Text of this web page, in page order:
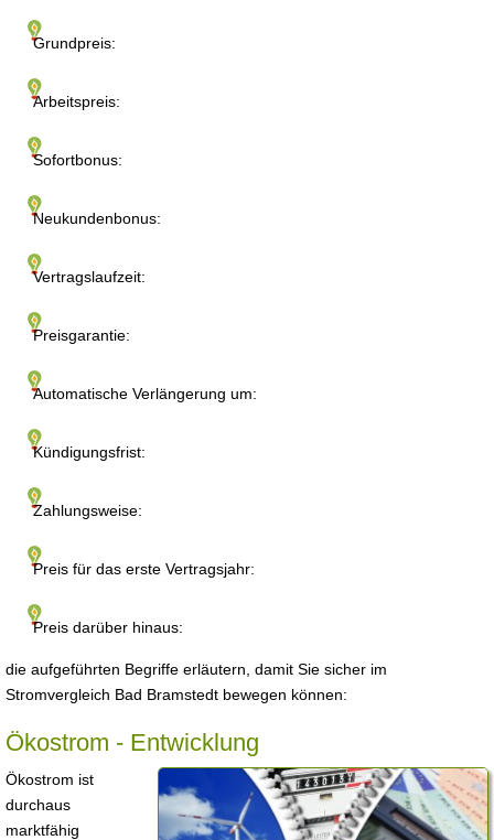
Grundpreis:
Arbeitspreis:
Sofortbonus:
Neukundenbonus:
Vertragslaufzeit:
Preisgarantie:
Automatische Verlängerung um:
Kündigungsfrist:
Zahlungsweise:
Preis für das erste Vertragsjahr:
Preis darüber hinaus:
die aufgeführten Begriffe erläutern, damit Sie sicher im
Stromvergleich Bad Bramstedt bewegen können:
Ökostrom - Entwicklung
Ökostrom ist
durchaus
marktfähig